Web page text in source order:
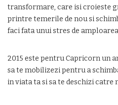
transformare, care isi croieste
printre temerile de nou si
faci fata unui stres de
2015 este pentru Capricorn un
sa te mobilizezi pentru a
in viata ta si sa te deschizi catre